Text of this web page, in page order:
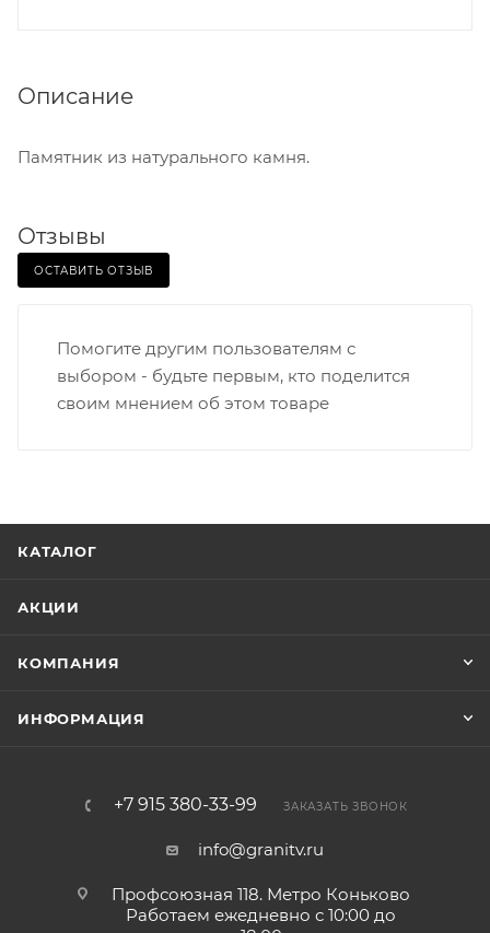
Описание
Памятник из натурального камня.
Отзывы
ОСТАВИТЬ ОТЗЫВ
Помогите другим пользователям с
выбором - будьте первым, кто поделится
своим мнением об этом товаре
КАТАЛОГ
АКЦИИ
КОМПАНИЯ
ИНФОРМАЦИЯ
+7 915 380-33-99 ЗАКАЗАТЬ ЗВОНОК
info@granitv.ru
Профсоюзная 118. Метро Коньково
Работаем ежедневно с 10:00 до